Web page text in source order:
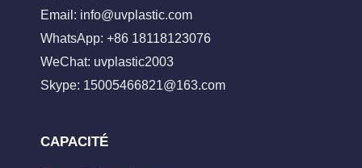
Email: info@uvplastic.com
WhatsApp: +86 18118123076
WeChat: uvplastic2003
Skype: 15005466821@163.com
CAPACITÉ